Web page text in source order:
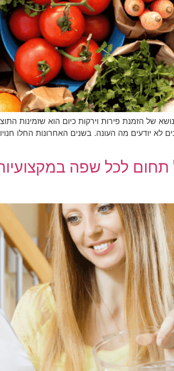
של הזמנת פירות וירקות כיום הוא שזמינות
לא יודעים מה העונה. בשנים האחרונות החלו
לכל שפה